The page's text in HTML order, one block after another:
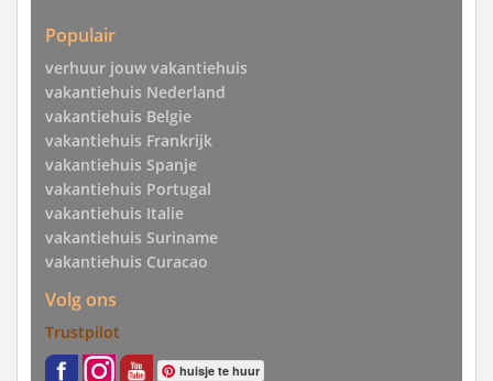
Populair
verhuur jouw vakantiehuis
vakantiehuis Nederland
vakantiehuis Belgie
vakantiehuis Frankrijk
vakantiehuis Spanje
vakantiehuis Portugal
vakantiehuis Italie
vakantiehuis Suriname
vakantiehuis Curacao
Volg ons
Trustpilot
huisje te huur